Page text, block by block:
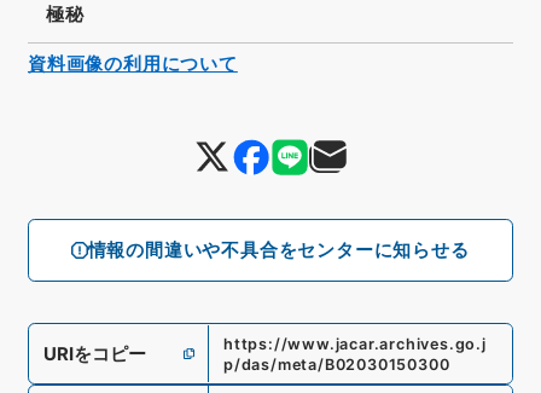
情報の間違いや不具合をセンターに知らせる
極秘
URIをコピー
https://www.jacar.archives.go.j
p/das/meta/B02030150300
資料画像の利用について